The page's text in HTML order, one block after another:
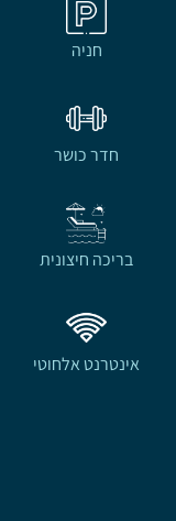
חניה
חדר כושר
בריכה חיצונית
אינטרנט אלחוטי